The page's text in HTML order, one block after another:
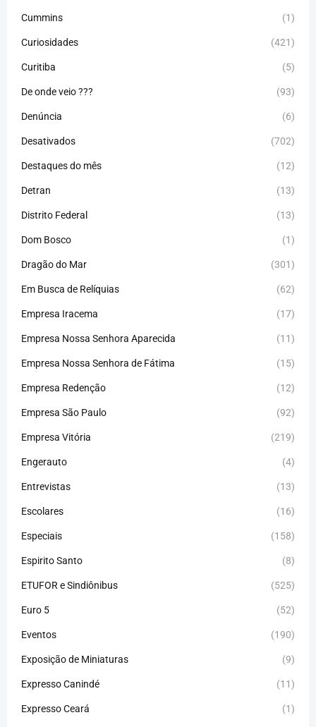
Cummins (1)
Curiosidades (421)
Curitiba (5)
De onde veio ??? (93)
Denúncia (6)
Desativados (702)
Destaques do mês (12)
Detran (13)
Distrito Federal (13)
Dom Bosco (1)
Dragão do Mar (301)
Em Busca de Relíquias (62)
Empresa Iracema (17)
Empresa Nossa Senhora Aparecida (11)
Empresa Nossa Senhora de Fátima (15)
Empresa Redenção (12)
Empresa São Paulo (92)
Empresa Vitória (219)
Engerauto (4)
Entrevistas (13)
Escolares (16)
Especiais (158)
Espirito Santo (8)
ETUFOR e Sindiônibus (525)
Euro 5 (52)
Eventos (190)
Exposição de Miniaturas (9)
Expresso Canindé (11)
Expresso Ceará (1)